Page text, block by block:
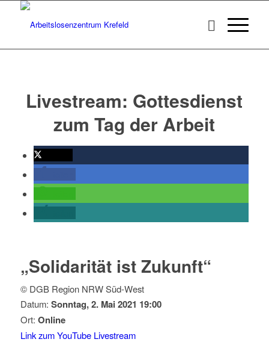
Livestream: Gottesdienst
zum Tag der Arbeit
„Solidarität ist Zukunft“
© DGB Region NRW Süd-West
Datum: Sonntag, 2. Mai 2021 19:00
Ort: Online
Link zum YouTube Livestream